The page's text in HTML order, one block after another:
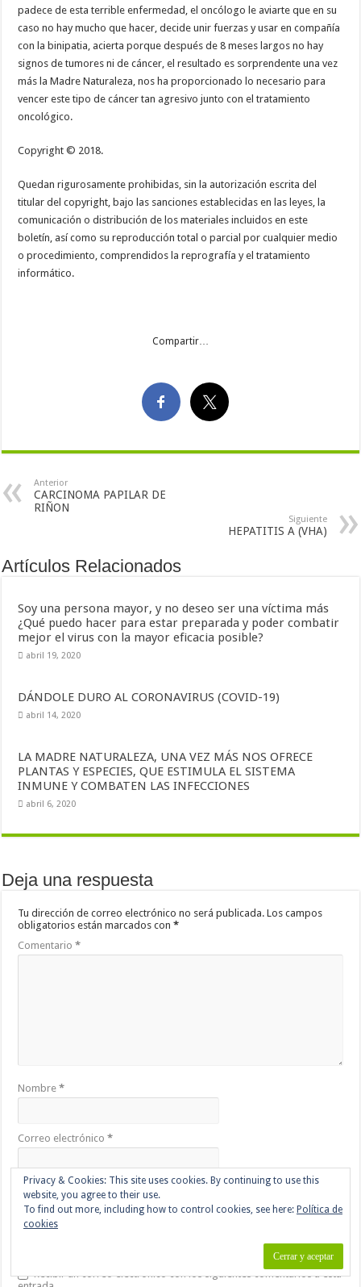
padece de esta terrible enfermedad, el oncólogo le aviarte que en su
caso no hay mucho que hacer, decide unir fuerzas y usar en compañía
con la binipatia, acierta porque después de 8 meses largos no hay
signos de tumores ni de cáncer, el resultado es sorprendente una vez
más la Madre Naturaleza, nos ha proporcionado lo necesario para
vencer este tipo de cáncer tan agresivo junto con el tratamiento
oncológico.
Copyright © 2018.
Quedan rigurosamente prohibidas, sin la autorización escrita del
titular del copyright, bajo las sanciones establecidas en las leyes, la
comunicación o distribución de los materiales incluidos en este
boletín, así como su reproducción total o parcial por cualquier medio
o procedimiento, comprendidos la reprografía y el tratamiento
informático.
Compartir…
Anterior
CARCINOMA PAPILAR DE
RIÑON
Siguiente
HEPATITIS A (VHA)
Artículos Relacionados
Soy una persona mayor, y no deseo ser una víctima más
¿Qué puedo hacer para estar preparada y poder combatir
mejor el virus con la mayor eficacia posible?
abril 19, 2020
DÁNDOLE DURO AL CORONAVIRUS (COVID-19)
abril 14, 2020
LA MADRE NATURALEZA, UNA VEZ MÁS NOS OFRECE
PLANTAS Y ESPECIES, QUE ESTIMULA EL SISTEMA
INMUNE Y COMBATEN LAS INFECCIONES
abril 6, 2020
Deja una respuesta
Tu dirección de correo electrónico no será publicada. Los campos
obligatorios están marcados con*
Comentario*
Nombre*
Correo electrónico*
Web
Recibir un correo electrónico con los siguientes comentarios a esta
Privacy & Cookies: This site uses cookies. By continuing to use this
website, you agree to their use.
To find out more, including how to control cookies, see here: Política de
cookies